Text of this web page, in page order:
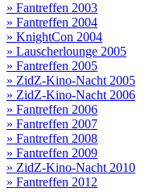
» Fantreffen 2003
» Fantreffen 2004
» KnightCon 2004
» Lauscherlounge 2005
» Fantreffen 2005
» ZidZ-Kino-Nacht 2005
» ZidZ-Kino-Nacht 2006
» Fantreffen 2006
» Fantreffen 2007
» Fantreffen 2008
» Fantreffen 2009
» ZidZ-Kino-Nacht 2010
» Fantreffen 2012